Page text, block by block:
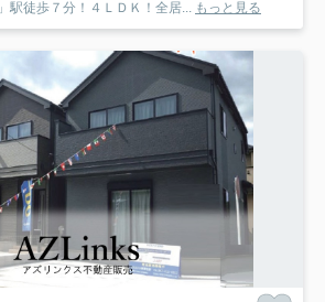
駅徒歩７分！４ＬＤＫ！全居... もっと見る